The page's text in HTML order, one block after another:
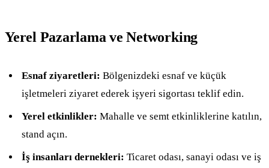
Yerel Pazarlama ve Networking
Esnaf ziyaretleri: Bölgenizdeki esnaf ve küçük
işletmeleri ziyaret ederek işyeri sigortası teklif edin.
Yerel etkinlikler: Mahalle ve semt etkinliklerine katılın,
stand açın.
İş insanları dernekleri: Ticaret odası, sanayi odası ve iş